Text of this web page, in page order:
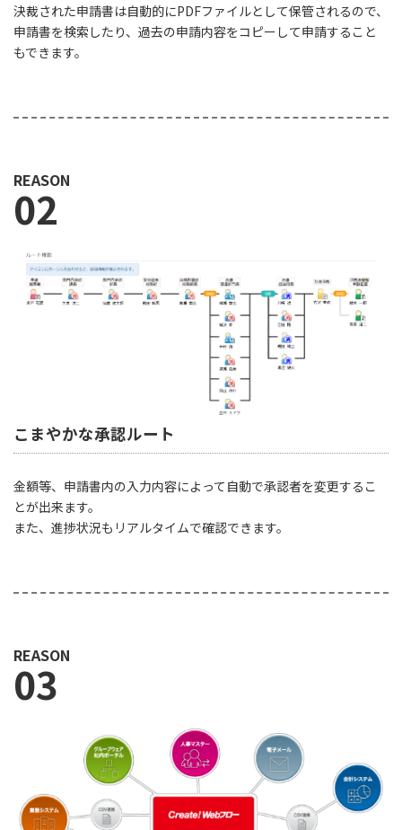
決裁された申請書は自動的にPDFファイルとして保管されるので、
申請書を検索したり、過去の申請内容をコピーして申請すること
もできます。
REASON
02
こまやかな承認ルート
金額等、申請書内の入力内容によって自動で承認者を変更するこ
とが出来ます。
また、進捗状況もリアルタイムで確認できます。
REASON
03